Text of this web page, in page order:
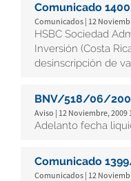
Comunicado
Comunicados | 12
HSBC Sociedad
Inversión (Costa
desinscripción de
BNV/518/06/
Aviso | 12 Noviembre, 2009
Adelanto fecha
Comunicado
Comunicados | 12